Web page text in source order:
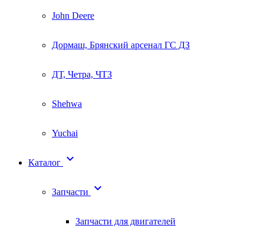
John Deere
Дормаш, Брянский арсенал ГС ДЗ
ДТ, Четра, ЧТЗ
Shehwa
Yuchai
Каталог 
Запчасти 
Запчасти для двигателей